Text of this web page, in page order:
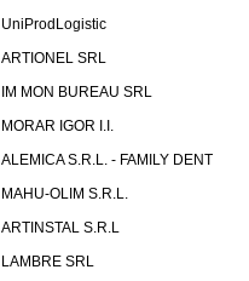
UniProdLogistic
ARTIONEL SRL
IM MON BUREAU SRL
MORAR IGOR I.I.
ALEMICA S.R.L. - FAMILY DENT
MAHU-OLIM S.R.L.
ARTINSTAL S.R.L
LAMBRE SRL